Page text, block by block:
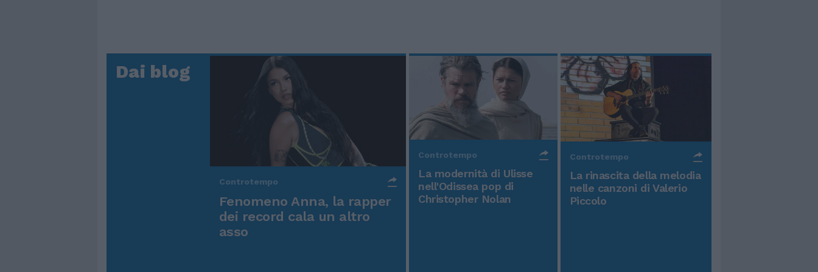
Dai blog
Controtempo
Fenomeno Anna, la rapper
dei record cala un altro
asso
Controtempo
La modernità di Ulisse
nell'Odissea pop di
Christopher Nolan
Controtempo
La rinascita della melodia
nelle canzoni di Valerio
Piccolo